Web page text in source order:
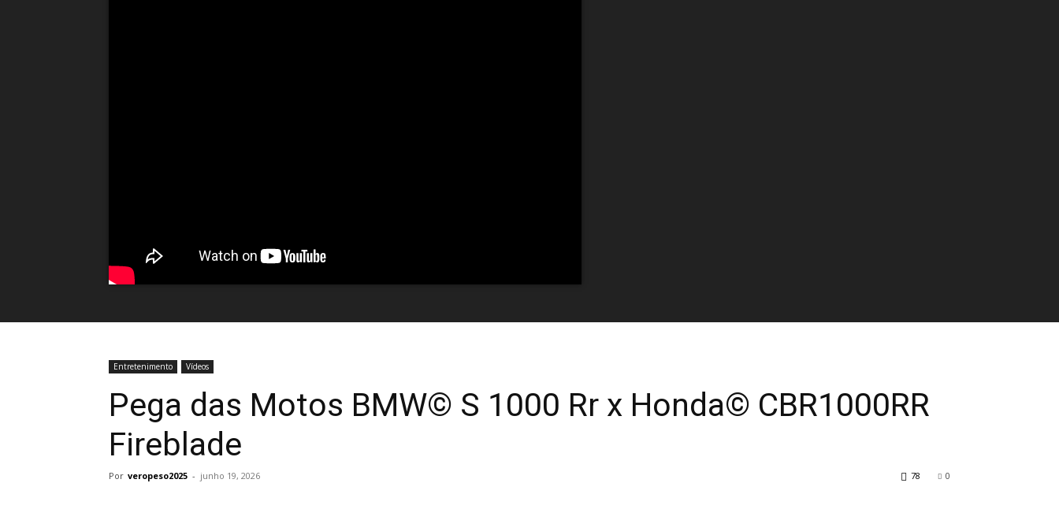
Entretenimento Vídeos
Pega das Motos BMW© S 1000 Rr x Honda© CBR1000RR
Fireblade
Por veropeso2025 - junho 19, 2026 0
78